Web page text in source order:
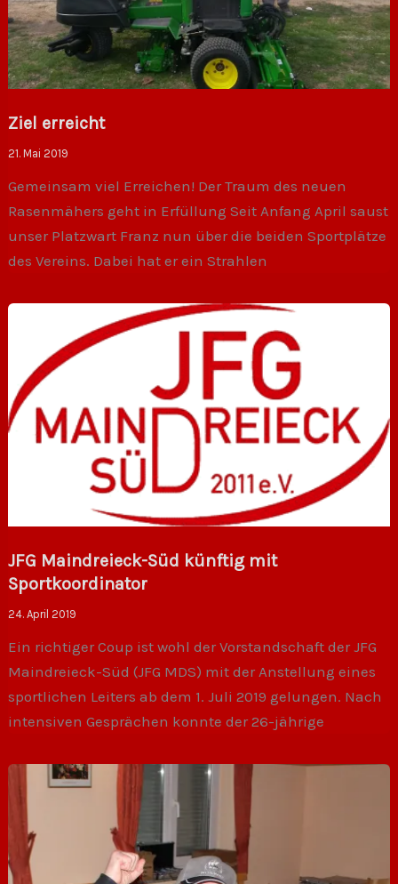
Ziel erreicht
21. Mai 2019
Gemeinsam viel Erreichen! Der Traum des neuen
Rasenmähers geht in Erfüllung Seit Anfang April saust
unser Platzwart Franz nun über die beiden Sportplätze
des Vereins. Dabei hat er ein Strahlen
JFG Maindreieck-Süd künftig mit
Sportkoordinator
24. April 2019
Ein richtiger Coup ist wohl der Vorstandschaft der JFG
Maindreieck-Süd (JFG MDS) mit der Anstellung eines
sportlichen Leiters ab dem 1. Juli 2019 gelungen. Nach
intensiven Gesprächen konnte der 26-jährige